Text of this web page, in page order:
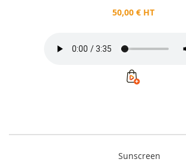
50,00 € HT
Sunscreen